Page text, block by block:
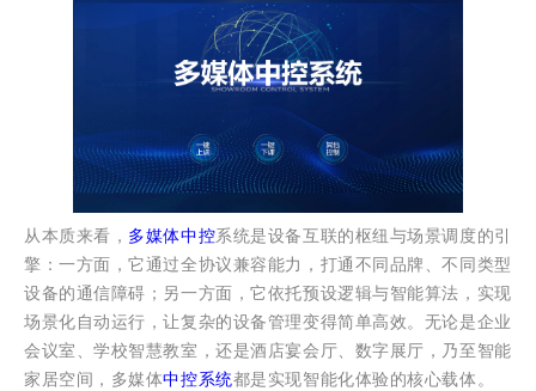
从本质来看， 多媒体中控系统是设备互联的枢纽与场景调度的引
擎：一方面，它通过全协议兼容能力，打通不同品牌、不同类型
设备的通信障碍；另一方面，它依托预设逻辑与智能算法，实现
场景化自动运行，让复杂的设备管理变得简单高效。无论是企业
会议室、学校智慧教室，还是酒店宴会厅、数字展厅，乃至智能
家居空间，多媒体中控系统都是实现智能化体验的核心载体。